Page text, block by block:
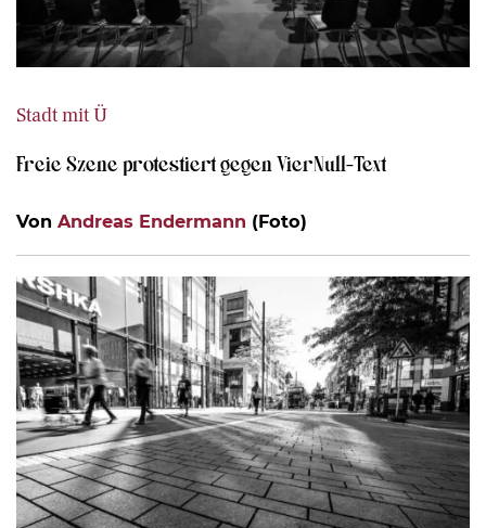
Stadt mit Ü
Freie Szene protestiert gegen VierNull-Text
Von Andreas Endermann (Foto)